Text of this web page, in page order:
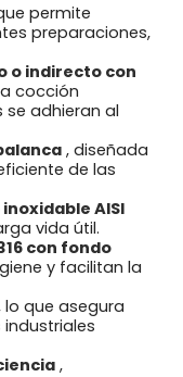
permite
preparaciones,
o indirecto con
cocción
adhieran al
, diseñada
de las
AISI
vida útil.
con fondo
y facilitan la
lo que asegura
,